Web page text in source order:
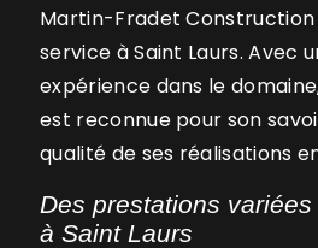
Martin-Fradet
service à Saint Laurs. Avec
expérience dans le
est reconnue pour son
qualité de ses réalisations
Des prestations
à Saint Laurs